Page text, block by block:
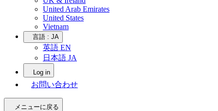
United Arab Emirates
United States
Vietnam
言語 : JA
英語 EN
日本語 JA
Log in
お問い合わせ
メニューに戻る